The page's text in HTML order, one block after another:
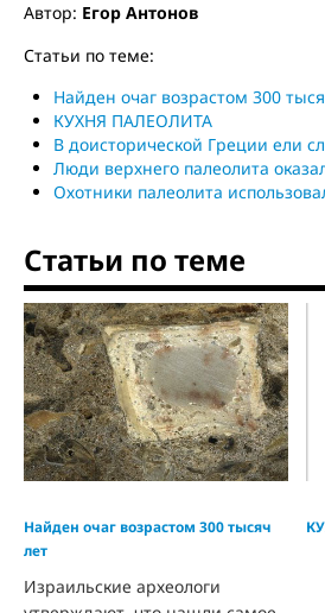
Автор: Егор Антонов
Статьи по теме:
Найден очаг возрастом 300
КУХНЯ ПАЛЕОЛИТА
В доисторической Греции ели
Люди верхнего палеолита
Охотники палеолита
Статьи по теме
Найден очаг возрастом 300 тысяч
лет
Израильские археологи